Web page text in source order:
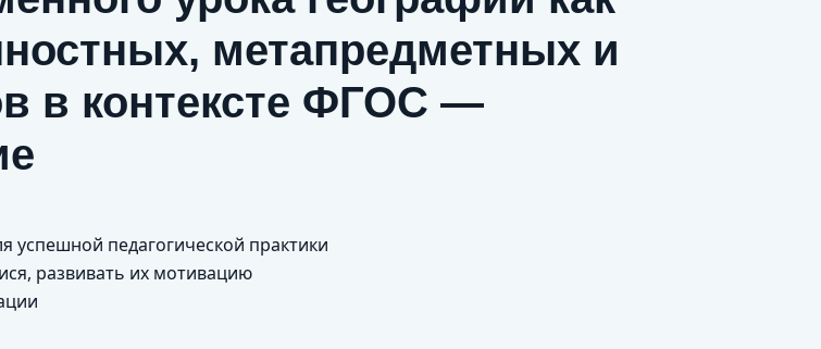
метапредметных и
в контексте ФГОС —
успешной педагогической практики
развивать их мотивацию